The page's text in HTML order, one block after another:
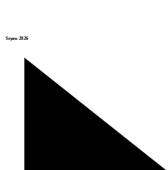
Srpen 2026